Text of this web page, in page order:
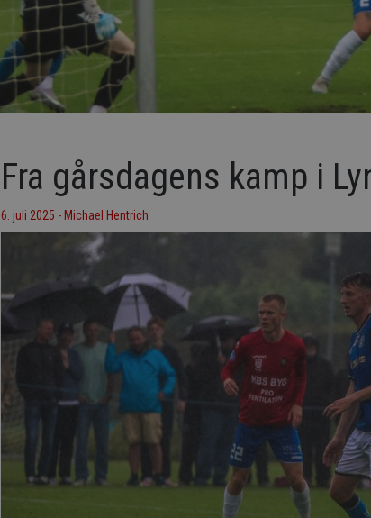
Fra gårsdagens kamp i
6. juli 2025 - Michael Hentrich